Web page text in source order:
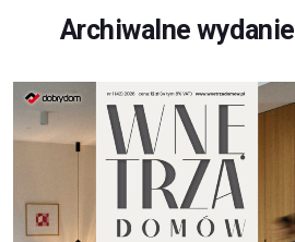
Archiwalne wydanie